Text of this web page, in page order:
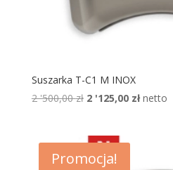
Suszarka T-C1 M INOX
2 '500,00zł Pierwotna
2
'500,00 zł.
2 '125,00 złAktualna
netto
Promocja!